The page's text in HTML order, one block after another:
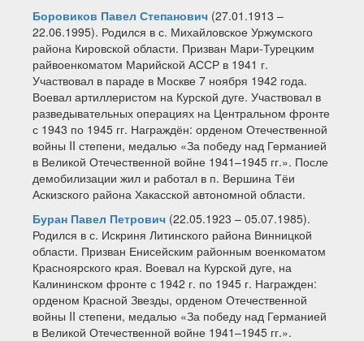
Боровиков Павел Степанович (27.01.1913 –
22.06.1995). Родился в с. Михайловское Уржумского
района Кировской области. Призван Мари-Турецким
райвоенкоматом Марийской АССР в 1941 г.
Участвовал в параде в Москве 7 ноября 1942 года.
Воевал артиллеристом на Курской дуге. Участвовал в
разведывательных операциях на Центральном фронте
с 1943 по 1945 гг. Награждён: орденом Отечественной
войны II степени, медалью «За победу над Германией
в Великой Отечественной войне 1941–1945 гг.». После
демобилизации жил и работал в п. Вершина Тёи
Аскизского района Хакасской автономной области.
Буран Павел Петрович (22.05.1923 – 05.07.1985).
Родился в с. Искриня Литинского района Винницкой
области. Призван Енисейским районным военкоматом
Красноярского края. Воевал на Курской дуге, на
Калининском фронте с 1942 г. по 1945 г. Награжден:
орденом Красной Звезды, орденом Отечественной
войны II степени, медалью «За победу над Германией
в Великой Отечественной войне 1941–1945 гг.».